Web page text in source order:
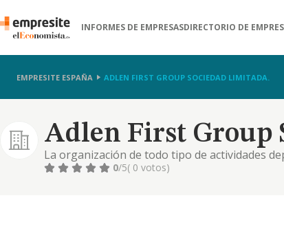
INFORMES DE EMPRESASDIRECTORIO DE
EMPRESITE ESPAÑA ADLEN FIRST GROUP SOCIEDAD LIMITADA.
Adlen First Group
La organización de todo tipo de actividades
intermediación turística de cualquiera de sus
0/5( 0 votos)